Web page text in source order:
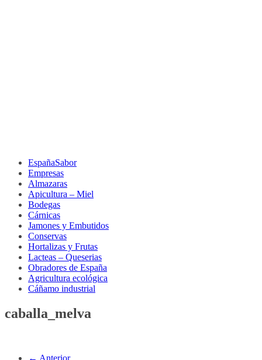
EspañaSabor
Empresas
Almazaras
Apicultura – Miel
Bodegas
Cárnicas
Jamones y Embutidos
Conservas
Hortalizas y Frutas
Lacteas – Queserias
Obradores de España
Agricultura ecológica
Cáñamo industrial
caballa_melva